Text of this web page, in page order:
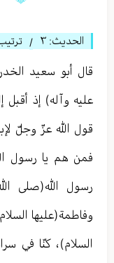
الحديث: ٣ /
قال أبو سعید
عليه وآله) إذ أقبل
قول الله عزّ وجلّ
فمن هم يا رسول
رسول الله(صلى
وفاطمة(عليها
السلام)، كنّا في